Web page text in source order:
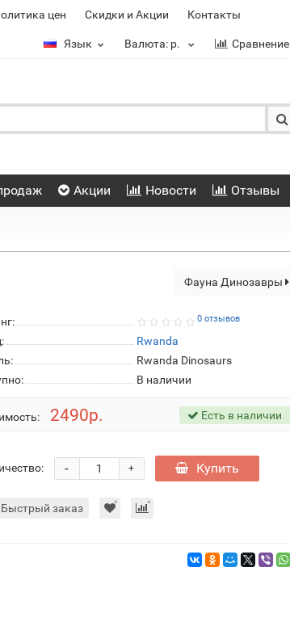
цен Скидки и Акции Контакты
Язык Валюта: р. Сравнение
Акции Новости Отзывы
Фауна Динозавры
0 отзывов
Rwanda
Rwanda Dinosaurs
В наличии
2490р. Есть в наличии
+
- Купить
Быстрый заказ